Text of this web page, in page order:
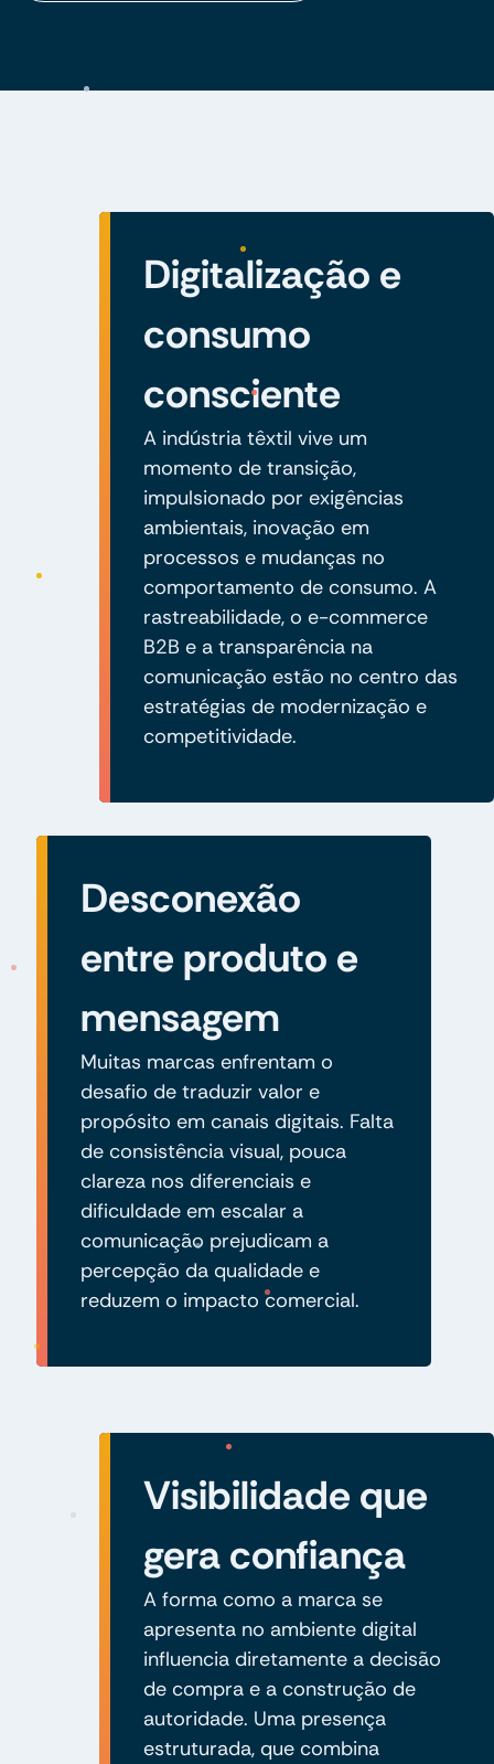
Digitalização e
consumo
consciente
A indústria têxtil vive um
momento de transição,
impulsionado por exigências
ambientais, inovação em
processos e mudanças no
comportamento de consumo. A
rastreabilidade, o e-commerce
B2B e a transparência na
comunicação estão no centro das
estratégias de modernização e
competitividade.
Desconexão
entre produto e
mensagem
Muitas marcas enfrentam o
desafio de traduzir valor e
propósito em canais digitais. Falta
de consistência visual, pouca
clareza nos diferenciais e
dificuldade em escalar a
comunicação prejudicam a
percepção da qualidade e
reduzem o impacto comercial.
Visibilidade que
gera confiança
A forma como a marca se
apresenta no ambiente digital
influencia diretamente a decisão
de compra e a construção de
autoridade. Uma presença
estruturada, que combina